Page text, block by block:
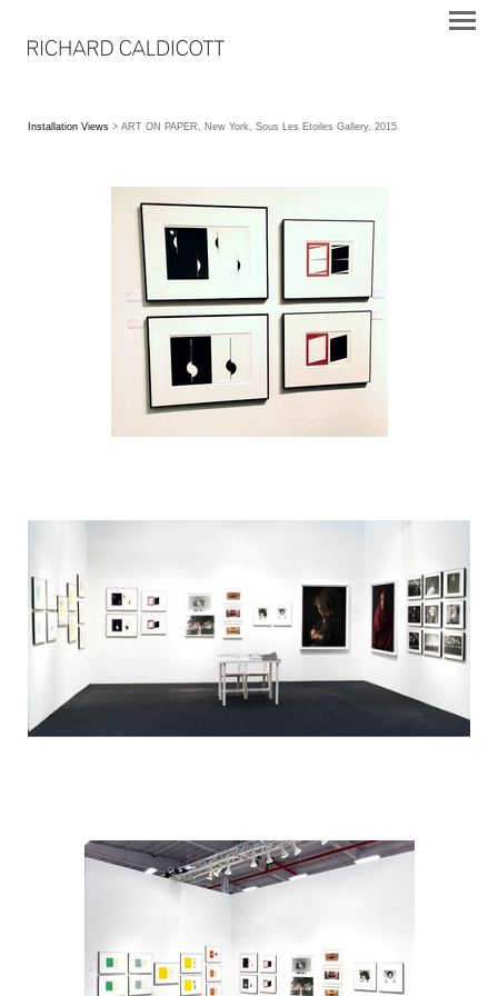
Installation Views > ART ON PAPER, New York, Sous Les Etoiles Gallery, 2015